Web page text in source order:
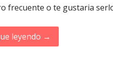
frecuente o te gustaria
leyendo →